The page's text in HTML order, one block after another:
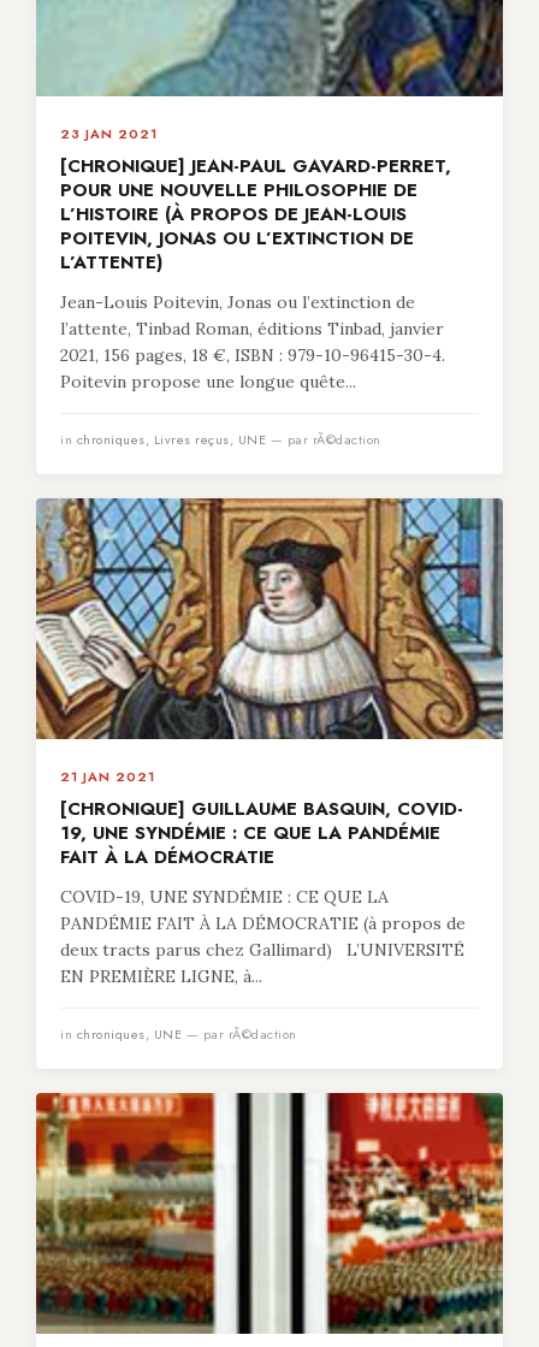
23 JAN 2021
[CHRONIQUE] JEAN-PAUL GAVARD-PERRET,
POUR UNE NOUVELLE PHILOSOPHIE DE
L’HISTOIRE (À PROPOS DE JEAN-LOUIS
POITEVIN, JONAS OU L’EXTINCTION DE
L’ATTENTE)
Jean-Louis Poitevin, Jonas ou l’extinction de
l’attente, Tinbad Roman, éditions Tinbad, janvier
2021, 156 pages, 18 €, ISBN : 979-10-96415-30-4.
Poitevin propose une longue quête...
in chroniques, Livres reçus, UNE — par rÃ©daction
21 JAN 2021
[CHRONIQUE] GUILLAUME BASQUIN, COVID-
19, UNE SYNDÉMIE : CE QUE LA PANDÉMIE
FAIT À LA DÉMOCRATIE
COVID-19, UNE SYNDÉMIE : CE QUE LA
PANDÉMIE FAIT À LA DÉMOCRATIE (à propos de
deux tracts parus chez Gallimard) L’UNIVERSITÉ
EN PREMIÈRE LIGNE, à...
in chroniques, UNE — par rÃ©daction